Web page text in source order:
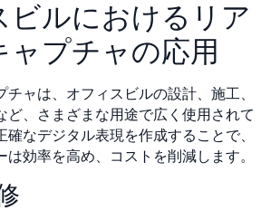
ビルにおけるリア
ャプチャの応用
チャは、オフィスビルの設計、施工、
ど、さまざまな用途で広く使用されて
確なデジタル表現を作成することで、
は効率を高め、コストを削減します。